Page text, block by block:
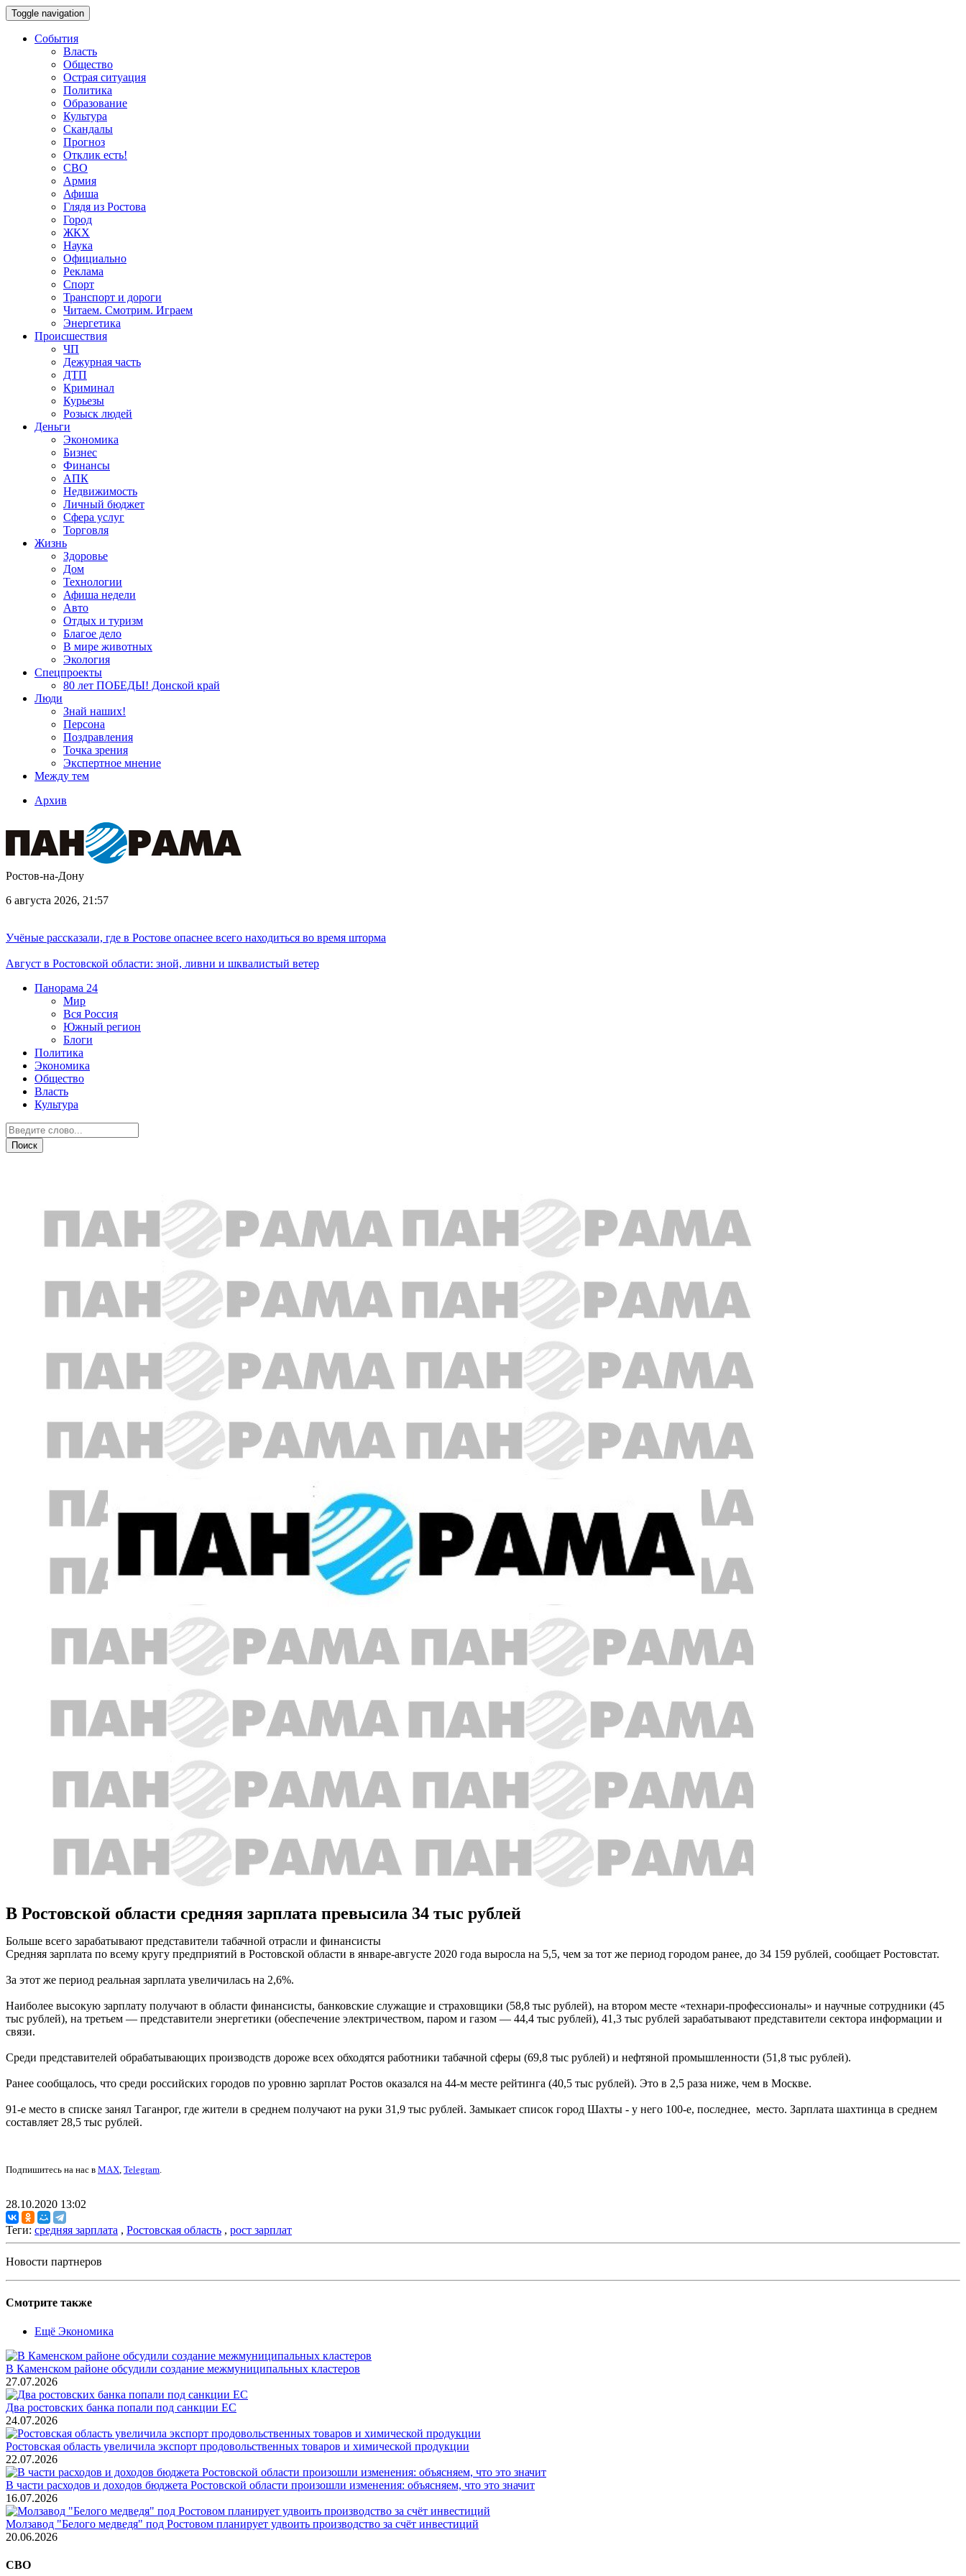
Toggle navigation
События
Власть
Общество
Острая ситуация
Политика
Образование
Культура
Скандалы
Прогноз
Отклик есть!
СВО
Армия
Афиша
Глядя из Ростова
Город
ЖКХ
Наука
Официально
Реклама
Спорт
Транспорт и дороги
Читаем. Смотрим. Играем
Энергетика
Происшествия
ЧП
Дежурная часть
ДТП
Криминал
Курьезы
Розыск людей
Деньги
Экономика
Бизнес
Финансы
АПК
Недвижимость
Личный бюджет
Сфера услуг
Торговля
Жизнь
Здоровье
Дом
Технологии
Афиша недели
Авто
Отдых и туризм
Благое дело
В мире животных
Экология
Спецпроекты
80 лет ПОБЕДЫ! Донской край
Люди
Знай наших!
Персона
Поздравления
Точка зрения
Экспертное мнение
Между тем
Архив
Ростов-на-Дону
6 августа 2026, 21:57
Учёные рассказали, где в Ростове опаснее всего находиться во время шторма
Август в Ростовской области: зной, ливни и шквалистый ветер
Панорама 24
Мир
Вся Россия
Южный регион
Блоги
Политика
Экономика
Общество
Власть
Культура
В Ростовской области средняя зарплата превысила 34 тыс рублей
Больше всего зарабатывают представители табачной отрасли и финансисты
Средняя зарплата по всему кругу предприятий в Ростовской области в январе-августе 2020 года выросла на 5,5, чем за тот же период городом ранее, до 34 159 рублей, сообщает Ростовстат.
За этот же период реальная зарплата увеличилась на 2,6%.
Наиболее высокую зарплату получают в области финансисты, банковские служащие и страховщики (58,8 тыс рублей), на втором месте «технари-профессионалы» и научные сотрудники (45
тыс рублей), на третьем — представители энергетики (обеспечение электричеством, паром и газом — 44,4 тыс рублей), 41,3 тыс рублей зарабатывают представители сектора информации и
связи.
Среди представителей обрабатывающих производств дороже всех обходятся работники табачной сферы (69,8 тыс рублей) и нефтяной промышленности (51,8 тыс рублей).
Ранее сообщалось, что среди российских городов по уровню зарплат Ростов оказался на 44-м месте рейтинга (40,5 тыс рублей). Это в 2,5 раза ниже, чем в Москве.
91-е место в списке занял Таганрог, где жители в среднем получают на руки 31,9 тыс рублей. Замыкает список город Шахты - у него 100-е, последнее, место. Зарплата шахтинца в среднем
составляет 28,5 тыс рублей.
Подпишитесь на нас в MAX, Telegram.
28.10.2020 13:02
Теги: средняя зарплата , Ростовская область , рост зарплат
Новости партнеров
Смотрите также
Ещё Экономика
В Каменском районе обсудили создание межмуниципальных кластеров
27.07.2026
Два ростовских банка попали под санкции ЕС
24.07.2026
Ростовская область увеличила экспорт продовольственных товаров и химической продукции
22.07.2026
В части расходов и доходов бюджета Ростовской области произошли изменения: объясняем, что это значит
16.07.2026
Молзавод "Белого медведя" под Ростовом планирует удвоить производство за счёт инвестиций
20.06.2026
СВО